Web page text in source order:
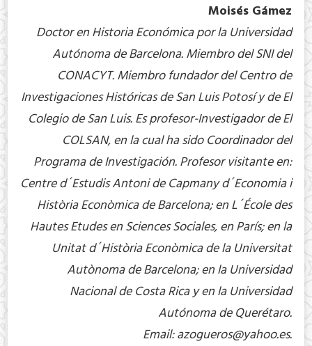
Moisés Gámez
Doctor en Historia Económica por la Universidad
Autónoma de Barcelona. Miembro del SNI del
CONACYT. Miembro fundador del Centro de
Investigaciones Históricas de San Luis Potosí y de El
Colegio de San Luis. Es profesor-Investigador de El
COLSAN, en la cual ha sido Coordinador del
Programa de Investigación. Profesor visitante en:
Centre d´Estudis Antoni de Capmany d´Economia i
Història Econòmica de Barcelona; en L´École des
Hautes Etudes en Sciences Sociales, en París; en la
Unitat d´Història Econòmica de la Universitat
Autònoma de Barcelona; en la Universidad
Nacional de Costa Rica y en la Universidad
Autónoma de Querétaro.
Email:azogueros@yahoo.es.